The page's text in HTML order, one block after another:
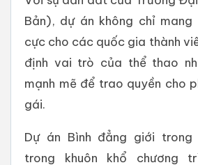
Bản), dự án không chỉ
cực cho các quốc gia thành
định vai trò của thể thao
mạnh mẽ để trao quyền cho
gái.
Dự án Bình đẳng giới trong
trong khuôn khổ chương